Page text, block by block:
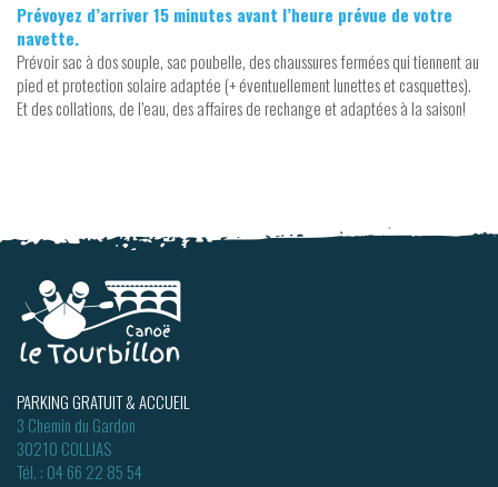
Prévoyez d’arriver 15 minutes avant l’heure prévue de votre
navette.
Prévoir sac à dos souple, sac poubelle, des chaussures fermées qui tiennent au
pied et protection solaire adaptée (+ éventuellement lunettes et casquettes).
Et des collations, de l’eau, des affaires de rechange et adaptées à la saison!
PARKING GRATUIT & ACCUEIL
3 Chemin du Gardon
30210 COLLIAS
Tél. : 04 66 22 85 54